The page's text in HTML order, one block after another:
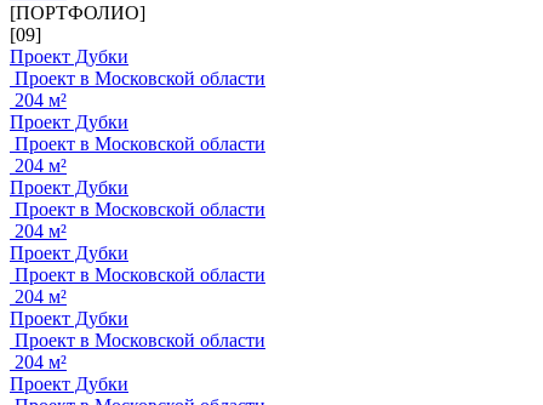
[ПОРТФОЛИО]
[09]
Проект Дубки
Проект в Московской области
204 м²
Проект Дубки
Проект в Московской области
204 м²
Проект Дубки
Проект в Московской области
204 м²
Проект Дубки
Проект в Московской области
204 м²
Проект Дубки
Проект в Московской области
204 м²
Проект Дубки